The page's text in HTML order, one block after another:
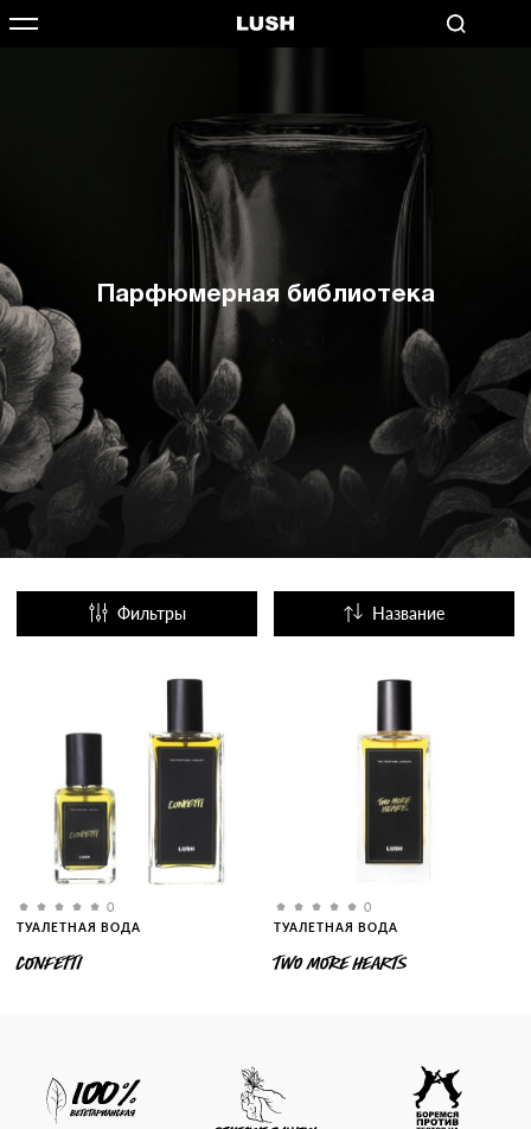
Парфюмерная библиотека
Фильтры Название
0
ТУАЛЕТНАЯ ВОДА
CONFETTI
0
ТУАЛЕТНАЯ ВОДА
TWO MORE HEARTS